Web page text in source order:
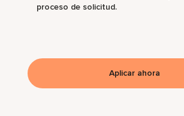
proceso de solicitud.
Aplicar ahora